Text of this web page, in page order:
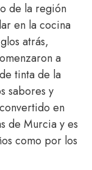
de la región
en la cocina
atrás,
a
tinta de la
sabores y
en
de Murcia y es
como por los